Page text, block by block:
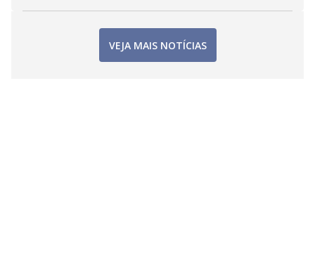
VEJA MAIS NOTÍCIAS